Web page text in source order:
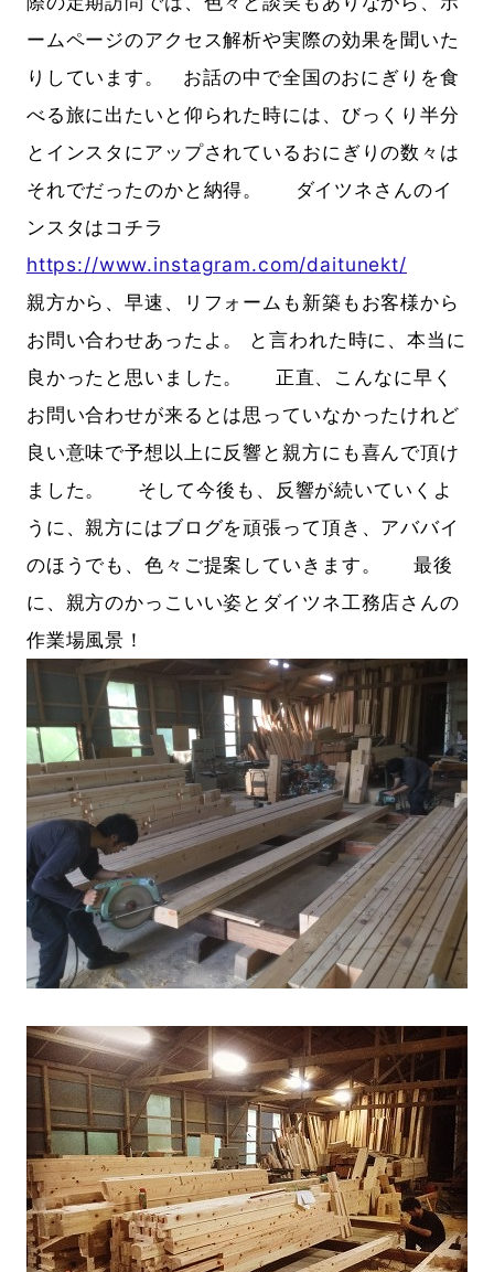
ームページのアクセス解析や実際の効果を聞いた
りしています。 お話の中で全国のおにぎりを食
べる旅に出たいと仰られた時には、びっくり半分
とインスタにアップされているおにぎりの数々は
それでだったのかと納得。 ダイツネさんのイ
ンスタはコチラ
https://www.instagram.com/daitunekt/
親方から、早速、リフォームも新築もお客様から
お問い合わせあったよ。 と言われた時に、本当に
良かったと思いました。 正直、こんなに早く
お問い合わせが来るとは思っていなかったけれど
良い意味で予想以上に反響と親方にも喜んで頂け
ました。 そして今後も、反響が続いていくよ
うに、親方にはブログを頑張って頂き、アババイ
のほうでも、色々ご提案していきます。 最後
に、親方のかっこいい姿とダイツネ工務店さんの
作業場風景！